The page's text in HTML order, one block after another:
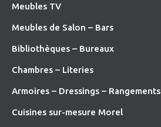
Meubles TV
Meubles de Salon – Bars
Bibliothèques – Bureaux
Chambres – Literies
Armoires – Dressings – Rangements
Cuisines sur-mesure Morel